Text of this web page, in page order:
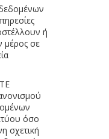
ή
μέρος σε
όσο
σχετική